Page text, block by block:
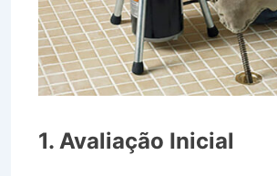
1. Avaliação Inicial